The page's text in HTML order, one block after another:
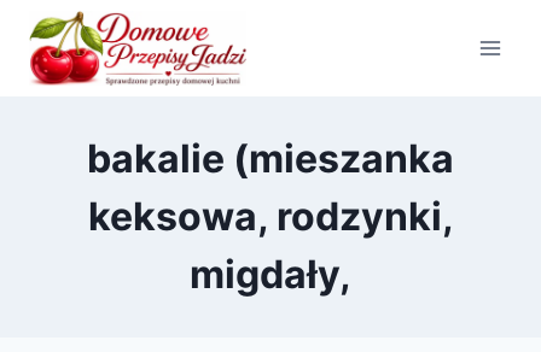
Przejdź
treści
bakalie (mieszanka
keksowa, rodzynki,
migdały,